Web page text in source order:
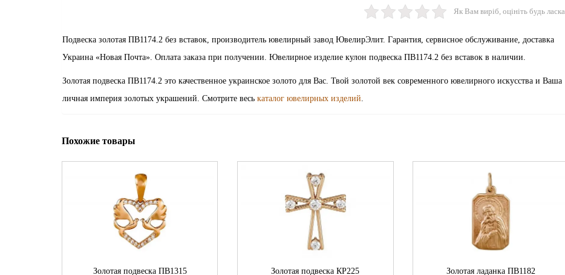
Як Вам виріб, оцініть будь ласка
Подвеска золотая ПВ1174.2 без вставок, производитель ювелирный завод ЮвелирЭлит. Гарантия, сервисное обслуживание, доставка
Украина «Новая Почта». Оплата заказа при получении. Ювелирное изделие кулон подвеска ПВ1174.2 без вставок в наличии.
Золотая подвеска ПВ1174.2 это качественное украинское золото для Вас. Твой золотой век современного ювелирного искусства и Ваша
личная империя золотых украшений. Смотрите весь каталог ювелирных изделий
Похожие товары
Золотая подвеска ПВ1315 Золотая подвеска КР225 Золотая ладанка ПВ1182